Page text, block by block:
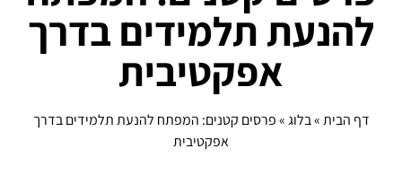
להנעת תלמידים בדרך
אפקטיבית
דף הבית»בלוג»פרסים קטנים: המפתח להנעת תלמידים בדרך
אפקטיבית